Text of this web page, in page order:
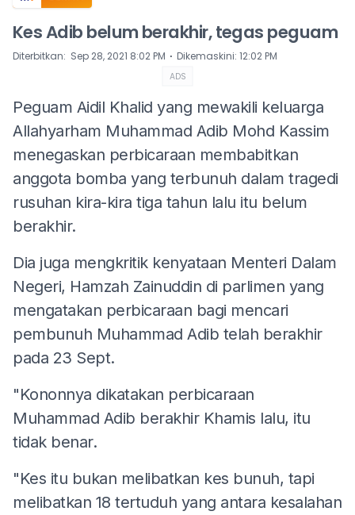
Kes Adib belum berakhir, tegas peguam
Diterbitkan: Sep 28, 2021 8:02 PM ⋅ Dikemaskini: 12:02 PM
ADS
Peguam Aidil Khalid yang mewakili keluarga
Allahyarham Muhammad Adib Mohd Kassim
menegaskan perbicaraan membabitkan
anggota bomba yang terbunuh dalam tragedi
rusuhan kira-kira tiga tahun lalu itu belum
berakhir.
Dia juga mengkritik kenyataan Menteri Dalam
Negeri, Hamzah Zainuddin di parlimen yang
mengatakan perbicaraan bagi mencari
pembunuh Muhammad Adib telah berakhir
pada 23 Sept.
"Kononnya dikatakan perbicaraan
Muhammad Adib berakhir Khamis lalu, itu
tidak benar.
"Kes itu bukan melibatkan kes bunuh, tapi
melibatkan 18 tertuduh yang antara kesalahan